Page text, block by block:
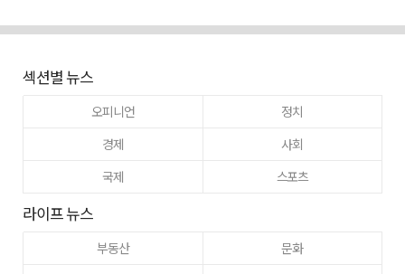
섹션별 뉴스
오피니언
정치
경제
사회
국제
스포츠
라이프 뉴스
부동산
문화